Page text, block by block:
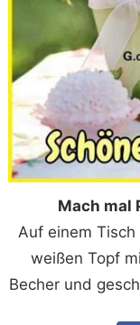
Mach mal
Auf einem
weißen Topf
Becher und